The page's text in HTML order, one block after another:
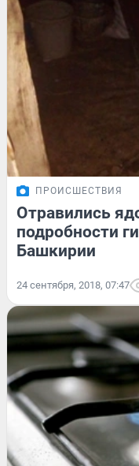
ПРОИСШЕСТВИЯ
Отравились
подробности
Башкирии
24 сентября, 2018, 07:47